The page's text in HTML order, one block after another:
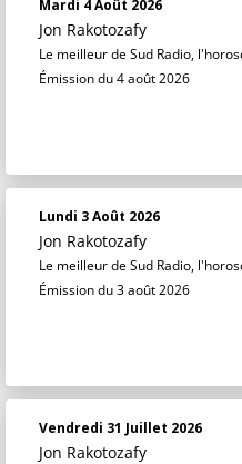
Mardi 4 Août 2026
Jon Rakotozafy
Le meilleur de Sud Radio,
Émission du 4 août 2026
Lundi 3 Août 2026
Jon Rakotozafy
Le meilleur de Sud Radio,
Émission du 3 août 2026
Vendredi 31 Juillet 2026
Jon Rakotozafy